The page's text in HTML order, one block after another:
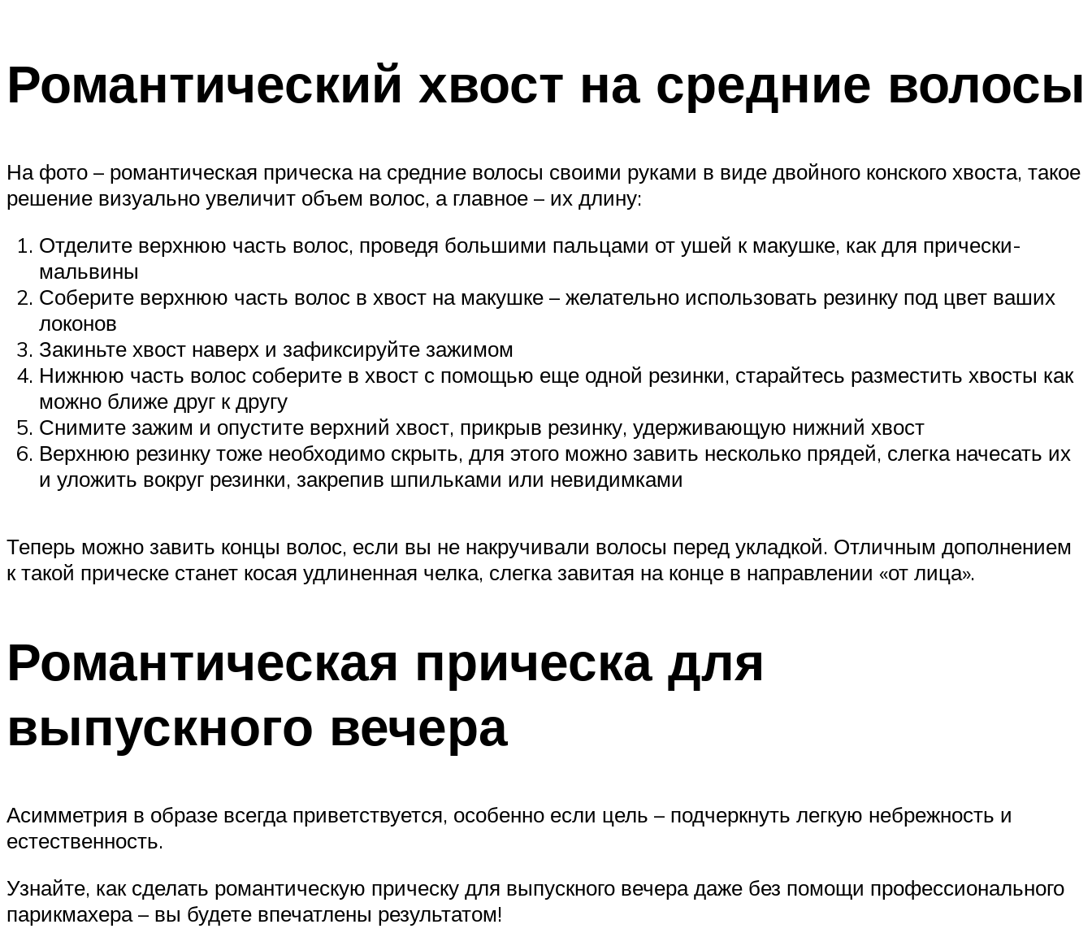
Романтический хвост на средние волосы
На фото – романтическая прическа на средние волосы своими руками в виде двойного конского хвоста, такое
решение визуально увеличит объем волос, а главное – их длину:
Отделите верхнюю часть волос, проведя большими пальцами от ушей к макушке, как для прически-
мальвины
Соберите верхнюю часть волос в хвост на макушке – желательно использовать резинку под цвет ваших
локонов
Закиньте хвост наверх и зафиксируйте зажимом
Нижнюю часть волос соберите в хвост с помощью еще одной резинки, старайтесь разместить хвосты как
можно ближе друг к другу
Снимите зажим и опустите верхний хвост, прикрыв резинку, удерживающую нижний хвост
Верхнюю резинку тоже необходимо скрыть, для этого можно завить несколько прядей, слегка начесать их
и уложить вокруг резинки, закрепив шпильками или невидимками
Теперь можно завить концы волос, если вы не накручивали волосы перед укладкой. Отличным дополнением
к такой прическе станет косая удлиненная челка, слегка завитая на конце в направлении «от лица».
Романтическая прическа для
выпускного вечера
Асимметрия в образе всегда приветствуется, особенно если цель – подчеркнуть легкую небрежность и
естественность.
Узнайте, как сделать романтическую прическу для выпускного вечера даже без помощи профессионального
парикмахера – вы будете впечатлены результатом!